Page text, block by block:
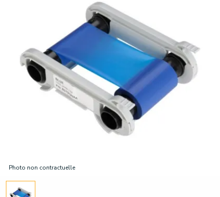
Photo non contractuelle